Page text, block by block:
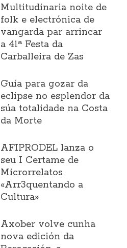
Multitudinaria noite de
folk e electrónica de
vangarda par arrincar
a 41ª Festa da
Carballeira de Zas
Guía para gozar da
eclipse no esplendor da
súa totalidade na Costa
da Morte
AFIPRODEL lanza o
seu I Certame de
Microrrelatos
«Arr3quentando a
Cultura»
Axober volve cunha
nova edición da